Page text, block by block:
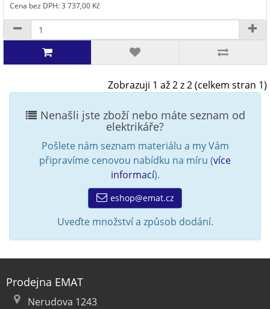
Cena bez DPH: 3 737,00 Kč
Zobrazuji 1 až 2 z 2 (celkem stran 1)
Nenašli jste zboží nebo máte seznam od
elektrikáře?
Pošlete nám seznam materiálu a my Vám
připravíme cenovou nabídku na míru (více
informací).
eshop@emat.cz
Uveďte množství a způsob dodání.
Prodejna EMAT
Nerudova 1243